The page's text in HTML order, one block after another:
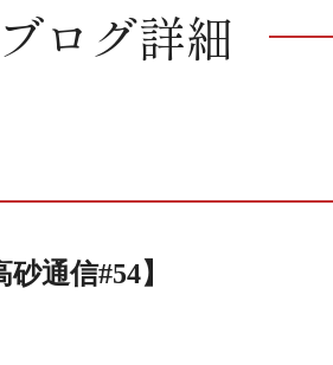
ログ詳細
通信#54】